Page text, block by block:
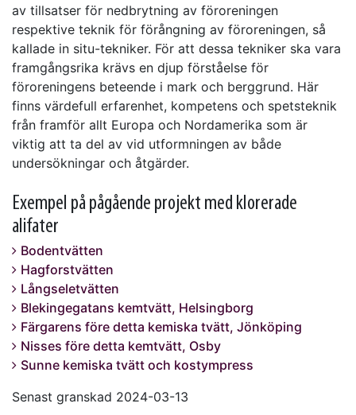
av tillsatser för nedbrytning av föroreningen
respektive teknik för förångning av föroreningen, så
kallade in situ-tekniker. För att dessa tekniker ska vara
framgångsrika krävs en djup förståelse för
föroreningens beteende i mark och berggrund. Här
finns värdefull erfarenhet, kompetens och spetsteknik
från framför allt Europa och Nordamerika som är
viktig att ta del av vid utformningen av både
undersökningar och åtgärder.
Exempel på pågående projekt med klorerade
alifater
Bodentvätten
Hagforstvätten
Långseletvätten
Blekingegatans kemtvätt, Helsingborg
Färgarens före detta kemiska tvätt, Jönköping
Nisses före detta kemtvätt, Osby
Sunne kemiska tvätt och kostympress
Senast granskad 2024-03-13